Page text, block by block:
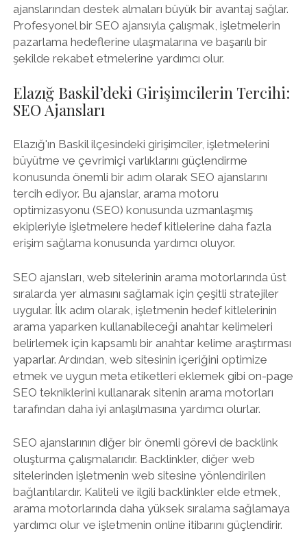
ajanslarından destek almaları büyük bir avantaj sağlar.
Profesyonel bir SEO ajansıyla çalışmak, işletmelerin
pazarlama hedeflerine ulaşmalarına ve başarılı bir
şekilde rekabet etmelerine yardımcı olur.
Elazığ Baskil’deki Girişimcilerin Tercihi:
SEO Ajansları
Elazığ'ın Baskil ilçesindeki girişimciler, işletmelerini
büyütme ve çevrimiçi varlıklarını güçlendirme
konusunda önemli bir adım olarak SEO ajanslarını
tercih ediyor. Bu ajanslar, arama motoru
optimizasyonu (SEO) konusunda uzmanlaşmış
ekipleriyle işletmelere hedef kitlelerine daha fazla
erişim sağlama konusunda yardımcı oluyor.
SEO ajansları, web sitelerinin arama motorlarında üst
sıralarda yer almasını sağlamak için çeşitli stratejiler
uygular. İlk adım olarak, işletmenin hedef kitlelerinin
arama yaparken kullanabileceği anahtar kelimeleri
belirlemek için kapsamlı bir anahtar kelime araştırması
yaparlar. Ardından, web sitesinin içeriğini optimize
etmek ve uygun meta etiketleri eklemek gibi on-page
SEO tekniklerini kullanarak sitenin arama motorları
tarafından daha iyi anlaşılmasına yardımcı olurlar.
SEO ajanslarının diğer bir önemli görevi de backlink
oluşturma çalışmalarıdır. Backlinkler, diğer web
sitelerinden işletmenin web sitesine yönlendirilen
bağlantılardır. Kaliteli ve ilgili backlinkler elde etmek,
arama motorlarında daha yüksek sıralama sağlamaya
yardımcı olur ve işletmenin online itibarını güçlendirir.